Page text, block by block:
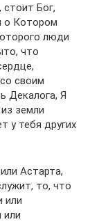
Бог,
о Котором
люди
что
своим
Декалога, Я
земли
у тебя других
Астарта,
то, что
или
или